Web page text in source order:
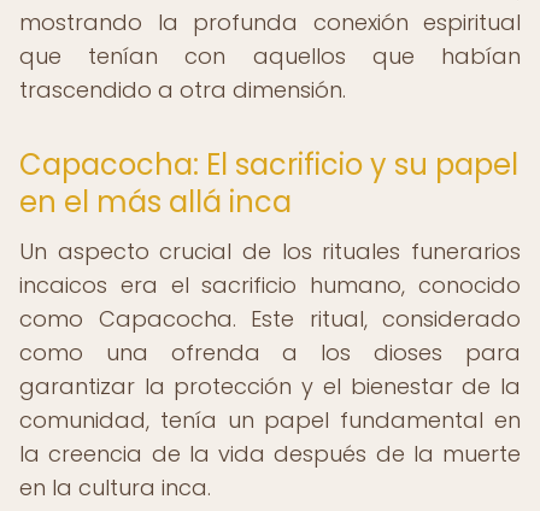
mostrando la profunda conexión espiritual
que tenían con aquellos que habían
trascendido a otra dimensión.
Capacocha: El sacrificio y su papel
en el más allá inca
Un aspecto crucial de los rituales funerarios
incaicos era el sacrificio humano, conocido
como Capacocha. Este ritual, considerado
como una ofrenda a los dioses para
garantizar la protección y el bienestar de la
comunidad, tenía un papel fundamental en
la creencia de la vida después de la muerte
en la cultura inca.